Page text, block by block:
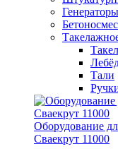
Генераторы
Тали
Оборудование
Сваекрут 11000